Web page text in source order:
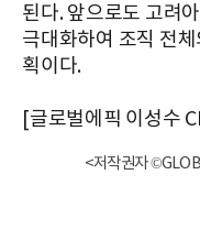
된다. 앞으로도 고려
극대화하여 조직 전
획이다.
[글로벌에픽 이성수
<저작권자